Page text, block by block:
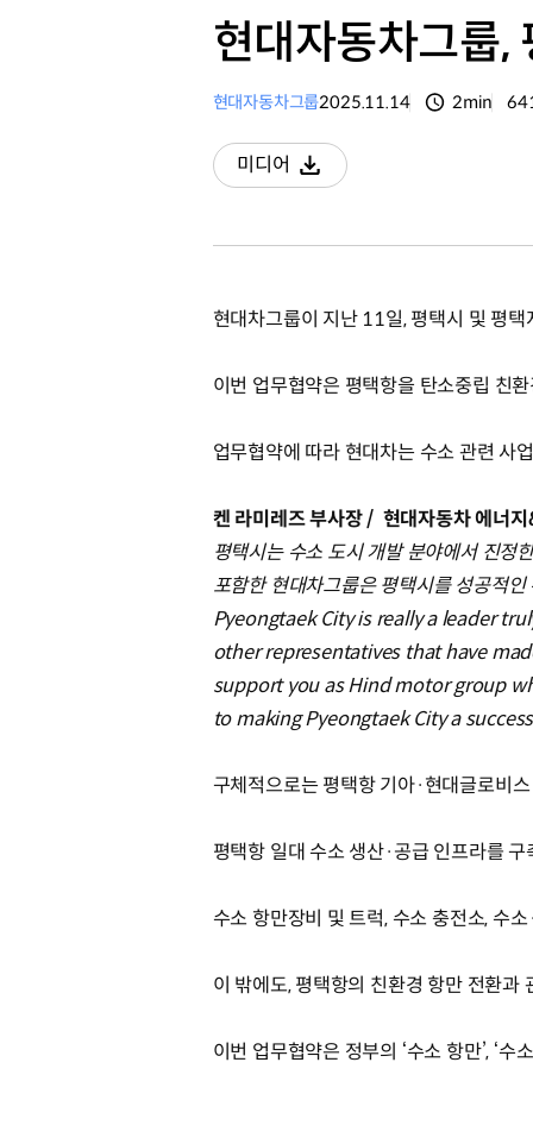
현대자동차그룹,
현대자동차그룹2025.11.14 2min
미디어
다운로드
현대차그룹이 지난 11일, 평택시 및 평
이번 업무협약은 평택항을 탄소중립 친
업무협약에 따라 현대차는 수소 관련 사
켄 라미레즈 부사장 / 현대자동차 에너
평택시는 수소 도시 개발 분야에서 진정
포함한 현대차그룹은 평택시를 성공적
Pyeongtaek City is really a leader
other representatives that have
support you as Hind motor group
to making Pyeongtaek City a
구체적으로는 평택항 기아·현대글로비
평택항 일대 수소 생산·공급 인프라를 구
수소 항만장비 및 트럭, 수소 충전소, 수
이 밖에도, 평택항의 친환경 항만 전환
이번 업무협약은 정부의 ‘수소 항만’, ‘